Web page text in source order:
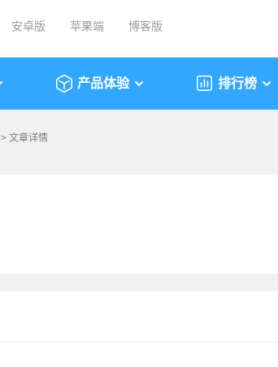
安卓版 苹果端 博客版
产品体验 排行榜
> 文章详情